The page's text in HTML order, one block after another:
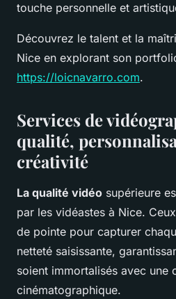
touche personnelle et
Découvrez le talent et la
Nice en explorant son
https://loicnavarro.com.
Services de
qualité,
créativité
La qualité vidéo supérieure
par les vidéastes à Nice.
de pointe pour capturer
netteté saisissante,
soient immortalisés avec une
cinématographique.